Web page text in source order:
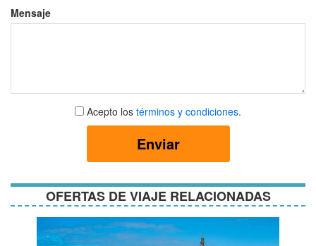
Mensaje
Aceptar
términos
Acepto los términos y condiciones.
Enviar
OFERTAS DE VIAJE RELACIONADAS